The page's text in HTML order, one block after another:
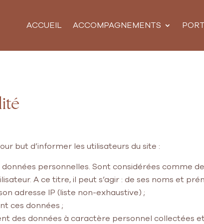
ACCUEIL ACCOMPAGNEMENTS
but d’informer les utilisateurs du site :
personnelles. Sont considérées comme
A ce titre, il peut s’agir : de ses noms et
adresse IP (liste non-exhaustive) ;
ces données ;
des données à caractère personnel collectées